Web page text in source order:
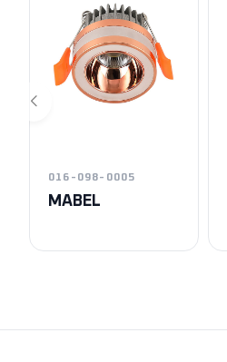
016-098-0005
MABEL